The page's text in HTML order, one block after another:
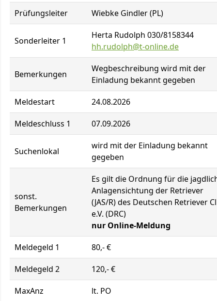
Prüfungsleiter Wiebke Gindler (PL)
Sonderleiter 1
Herta Rudolph 030/8158344
hh.rudolph@t-online.de
Bemerkungen
Wegbeschreibung wird mit der
Einladung bekannt gegeben
Meldestart 24.08.2026
Meldeschluss 1 07.09.2026
Suchenlokal
wird mit der Einladung bekannt
gegeben
sonst.
Bemerkungen
Es gilt die Ordnung für die
Anlagensichtung der Retriever
(JAS/R) des Deutschen Retriever
e.V. (DRC)
nur Online-Meldung
Meldegeld 1 80,- €
Meldegeld 2 120,- €
MaxAnz lt. PO